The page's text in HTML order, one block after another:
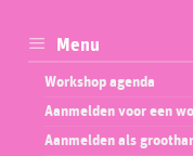
Menu
Workshop agenda
Aanmelden voor een
Aanmelden als